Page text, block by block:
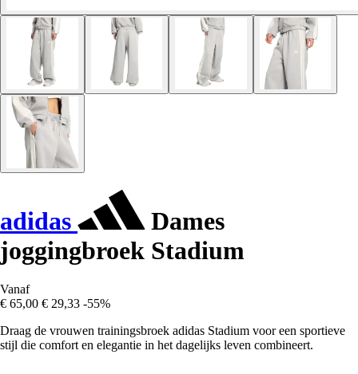
adidas
Dames
joggingbroek Stadium
Vanaf
€ 65,00 € 29,33 -55%
Draag de vrouwen trainingsbroek adidas Stadium voor een sportieve
stijl die comfort en elegantie in het dagelijks leven combineert.